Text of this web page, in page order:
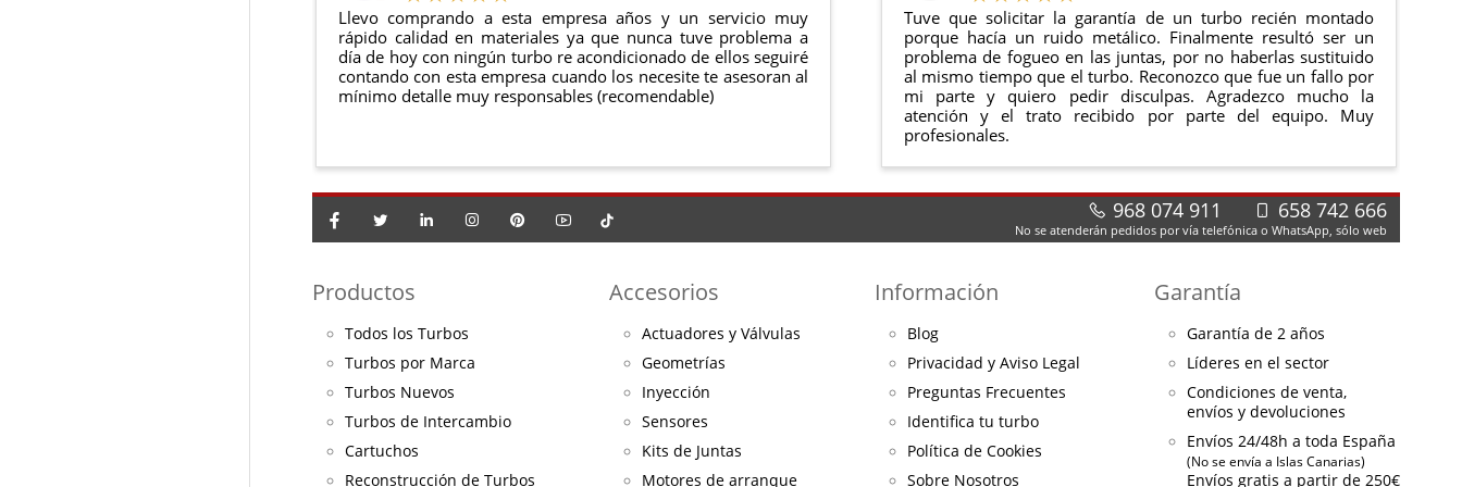
Llevo comprando a esta empresa años y un servicio muy
rápido calidad en materiales ya que nunca tuve problema a
día de hoy con ningún turbo re acondicionado de ellos seguiré
contando con esta empresa cuando los necesite te asesoran al
mínimo detalle muy responsables (recomendable)
Tuve que solicitar la garantía de un turbo recién montado
porque hacía un ruido metálico. Finalmente resultó ser un
problema de fogueo en las juntas, por no haberlas sustituido
al mismo tiempo que el turbo. Reconozco que fue un fallo por
mi parte y quiero pedir disculpas. Agradezco mucho la
atención y el trato recibido por parte del equipo. Muy
profesionales.
968 074 911 658 742 666
No se atenderán pedidos por vía telefónica o WhatsApp, sólo web
Productos
Todos los Turbos
Turbos por Marca
Turbos Nuevos
Turbos de Intercambio
Cartuchos
Reconstrucción de Turbos
Accesorios
Actuadores y Válvulas
Geometrías
Inyección
Sensores
Kits de Juntas
Motores de arranque
Información
Blog
Privacidad y Aviso Legal
Preguntas Frecuentes
Identifica tu turbo
Política de Cookies
Sobre Nosotros
Garantía
Garantía de 2 años
Líderes en el sector
Condiciones de venta,
envíos y devoluciones
Envíos 24/48h a toda España
(No se envía a Islas Canarias)
Envíos gratis a partir de 250€